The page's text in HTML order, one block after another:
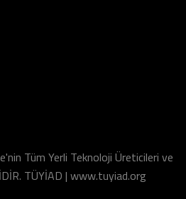
Tüm Yerli Teknoloji Üreticileri ve
TÜYİAD | www.tuyiad.org